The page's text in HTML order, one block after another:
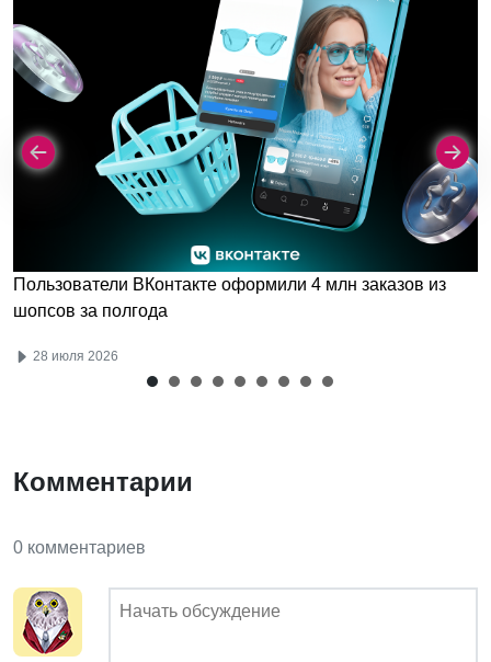
Пользователи ВКонтакте оформили 4 млн заказов из
шопсов за полгода
28 июля 2026
Комментарии
0 комментариев